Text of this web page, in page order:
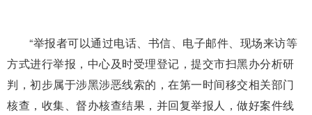
“举报者可以通过电话、书信、电子邮件、现场来访等
方式进行举报，中心及时受理登记，提交市扫黑办分析研
判，初步属于涉黑涉恶线索的，在第一时间移交相关部门
核查，收集、督办核查结果，并回复举报人，做好案件线